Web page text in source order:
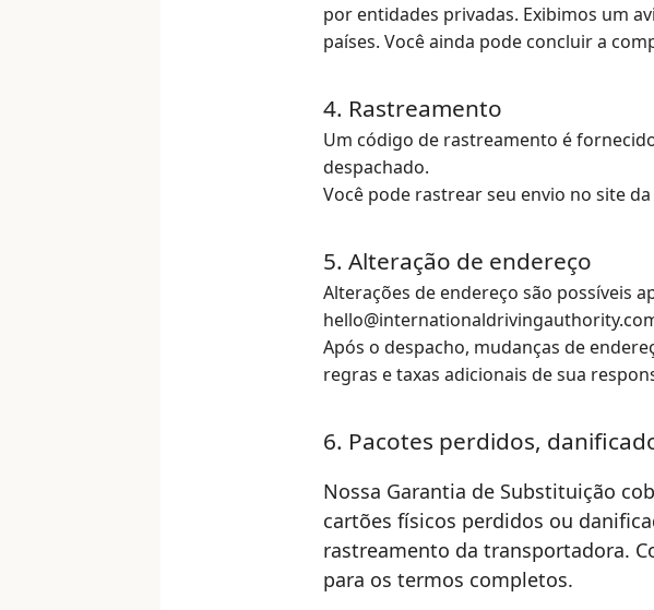
por entidades privadas. Exibimos um
países. Você ainda pode concluir a
4. Rastreamento
Um código de rastreamento é
despachado.
Você pode rastrear seu envio no site
5. Alteração de endereço
Alterações de endereço são possíveis
Após o despacho, mudanças de
regras e taxas adicionais de sua
6. Pacotes perdidos,
Nossa Garantia de Substituição
cartões físicos perdidos ou
rastreamento da transportadora.
para os termos completos.